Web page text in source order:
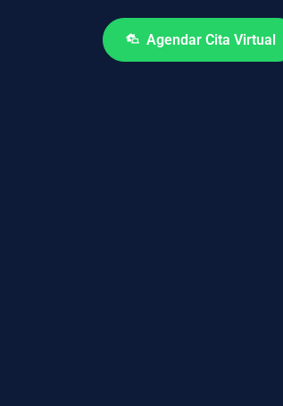
Agendar Cita Virtual